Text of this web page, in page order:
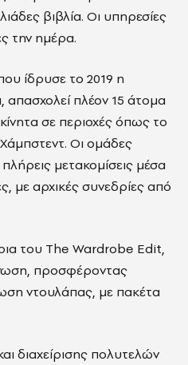
βιβλία. Οι υπηρεσίες
την ημέρα.
ίδρυσε το 2019 η
πλέον 15 άτομα
σε περιοχές όπως το
Οι ομάδες
μετακομίσεις μέσα
με αρχικές συνεδρίες από
του The Wardrobe Edit,
προσφέροντας
ντουλάπας, με πακέτα
διαχείρισης πολυτελών